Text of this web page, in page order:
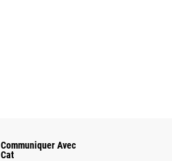
Communiquer Avec
Cat